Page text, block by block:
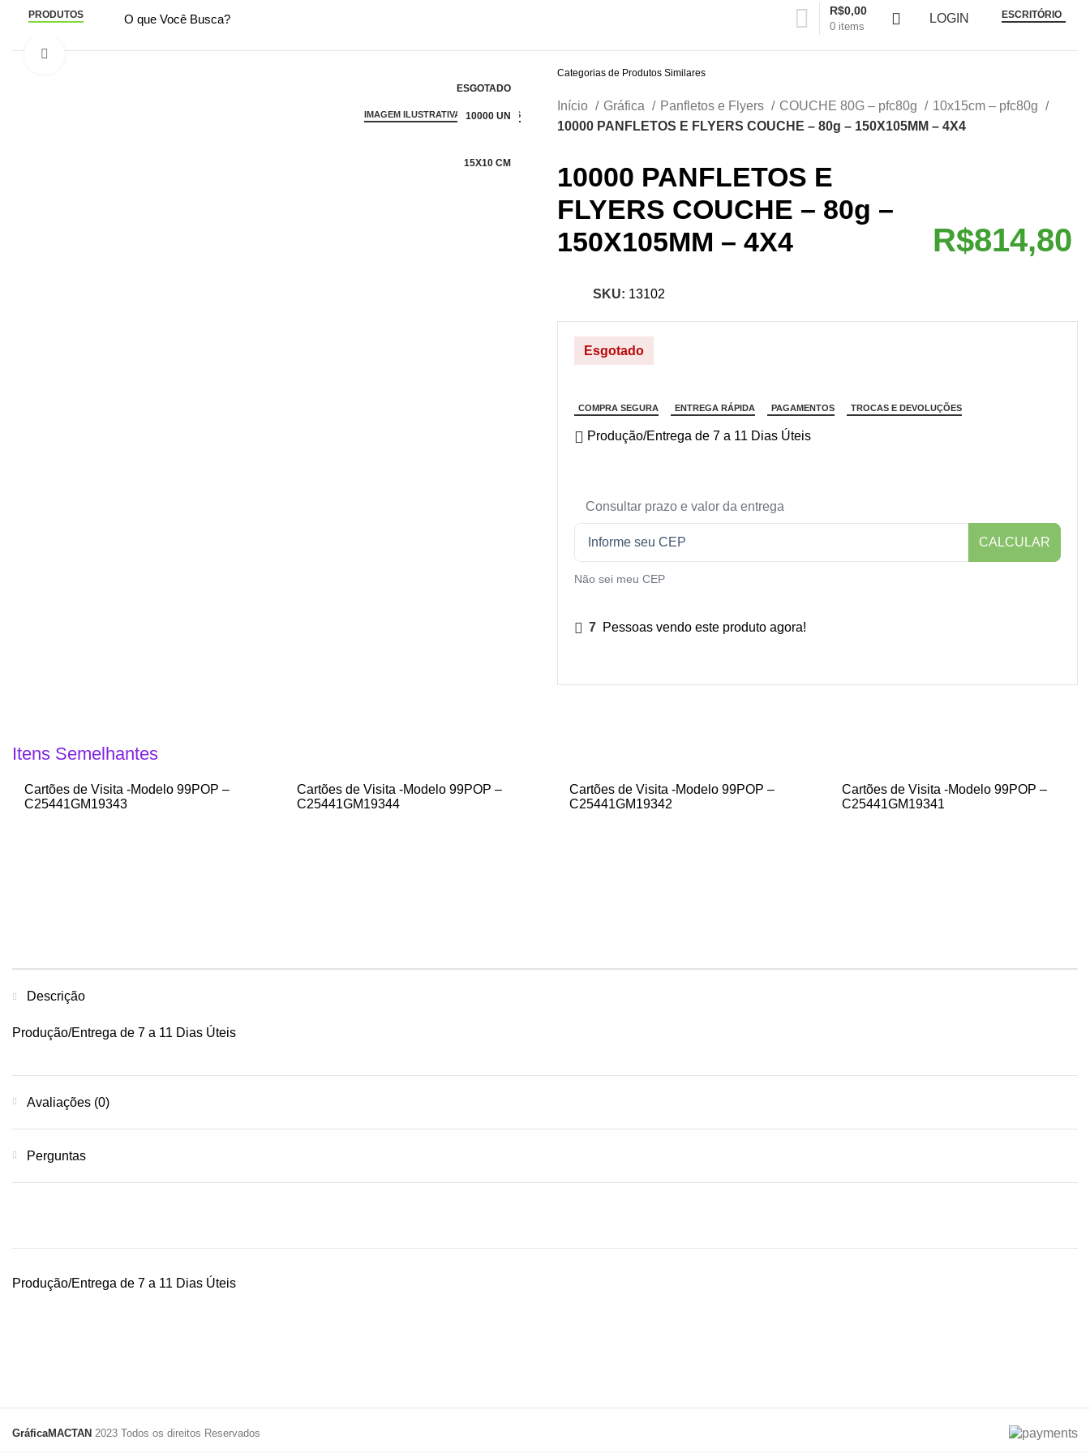
PRODUTOS
0 items
R$0,00
LOGIN ESCRITÓRIO
ESGOTADO
10000 UN
15X10 CM
Click to enlarge
IMAGEM ILUSTRATIVA - SAIBA MAIS
Categorias de Produtos Similares
Início Gráfica Panfletos e Flyers COUCHE 80G – pfc80g
10x15cm – pfc80g
10000 PANFLETOS E FLYERS COUCHE – 80g – 150X105MM – 4X4
10000 PANFLETOS E
FLYERS COUCHE – 80g –
150X105MM – 4X4
R$
SKU: 13102
Esgotado
COMPRA SEGURA ENTREGA RÁPIDA PAGAMENTOS TROCAS E DEVOLUÇÕES
Produção/Entrega de 7 a 11 Dias Úteis
Consultar prazo e valor da entrega
CALCULAR
Não sei meu CEP
7 Pessoas vendo este produto agora!
Itens Semelhantes
Cartões de Visita -Modelo 99POP –
C25441GM19343
Cartões de Visita -Modelo 99POP –
C25441GM19344
Cartões de Visita -Modelo 99POP –
C25441GM19342
Cartões de Visita -Modelo 99POP –
C25441GM19341
Descrição
Produção/Entrega de 7 a 11 Dias Úteis
Avaliações (0)
Perguntas
Produção/Entrega de 7 a 11 Dias Úteis
GráficaMACTAN 2023 Todos os direitos Reservados